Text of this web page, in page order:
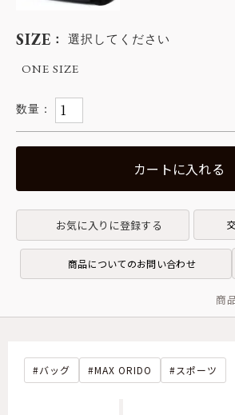
SIZE 選択してください
ONE SIZE
カートに入れる
お気に入りに登録する
商品についてのお問い合わせ
商
バッグ MAX ORIDO スポーツ